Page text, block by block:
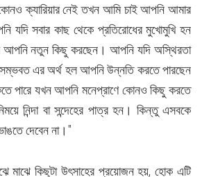
ক্যারিয়ার নেই তখন আমি চাই আপনি আমার
যদি সবার কাছ থেকে প্রতিরোধের মুখোমুখি হন
নতুন কিছু করছেন। আপনি যদি অস্থিরতা
এর অর্থ হল আপনি উন্নতি করতে পারছেন
পারে যখন আপনি মনেপ্রাণে কোনও কিছু করতে
নিন্দা বা সন্দেহের পাত্র হন। কিন্তু এসবকে
দেবেন না।"
মাঝে কিছুটা উৎসাহের প্রয়োজন হয়, হোক এটি